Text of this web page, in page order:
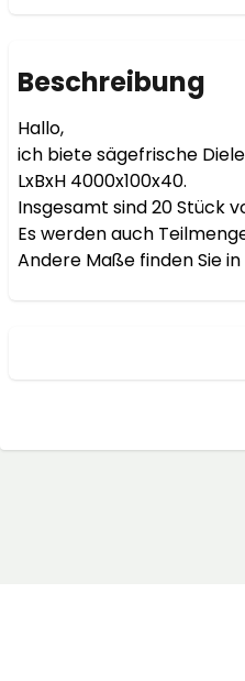
Beschreibung
Hallo,
ich biete sägefrische
LxBxH 4000x100x40.
Insgesamt sind 20 Stück
Es werden auch
Andere Maße finden Sie